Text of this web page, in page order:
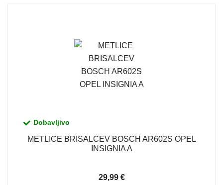
Dobavljivo
METLICE BRISALCEV BOSCH AR602S OPEL
INSIGNIA A
29,99 €